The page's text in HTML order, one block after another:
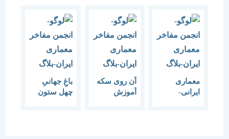
معماری
آن روی سکه
آموزش
باغِ جهانیِ
چهل ستون